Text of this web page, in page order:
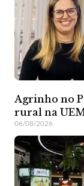
Agrinho no
rural na
06/08/2026